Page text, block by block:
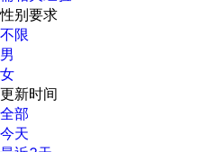
性别要求
不限
男
女
更新时间
全部
今天